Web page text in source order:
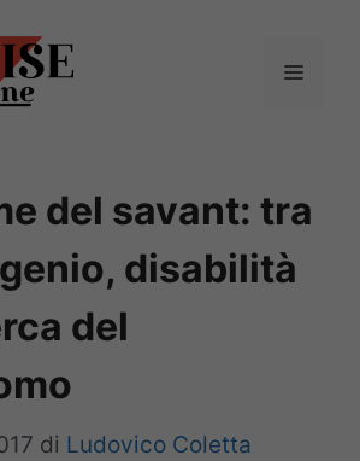
Menu
del savant: tra
disabilità
del
di Ludovico Coletta